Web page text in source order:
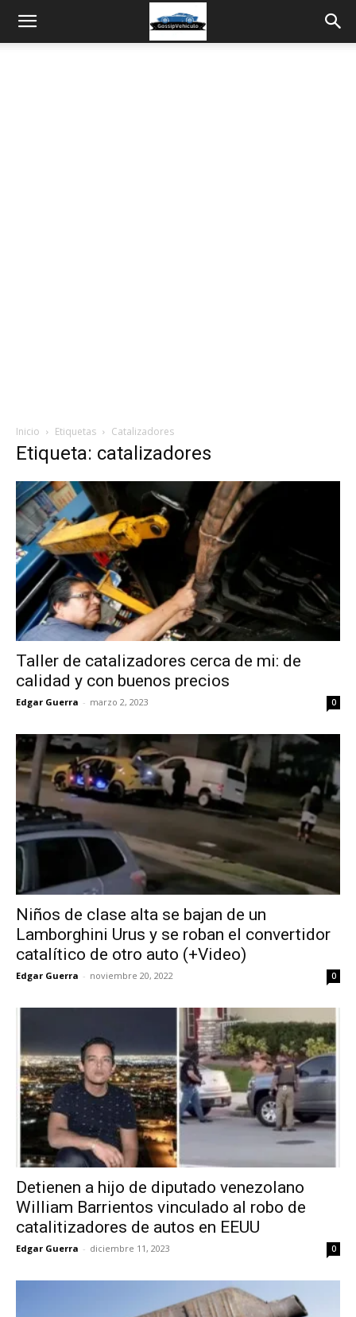
Inicio Etiquetas Catalizadores
Etiqueta: catalizadores
Taller de catalizadores cerca de mi: de
calidad y con buenos precios
Edgar Guerra - marzo 2, 2023 0
Niños de clase alta se bajan de un
Lamborghini Urus y se roban el convertidor
catalítico de otro auto (+Video)
Edgar Guerra - noviembre 20, 2022 0
Detienen a hijo de diputado venezolano
William Barrientos vinculado al robo de
catalitizadores de autos en EEUU
Edgar Guerra - diciembre 11, 2023 0